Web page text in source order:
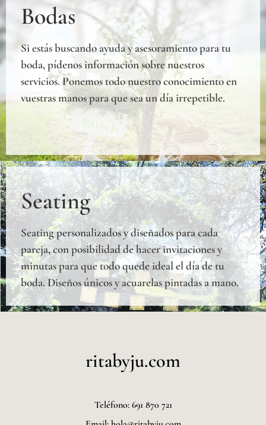
Bodas
Si estás buscando ayuda y asesoramiento para tu
boda, pídenos información sobre nuestros
servicios. Ponemos todo nuestro conocimiento en
vuestras manos para que sea un día irrepetible.
Seating
Seating personalizados y diseñados para cada
pareja, con posibilidad de hacer invitaciones y
minutas para que todo quede ideal el día de tu
boda. Diseños únicos y acuarelas pintadas a mano.
ritabyju.com
Teléfono: 691 870 721